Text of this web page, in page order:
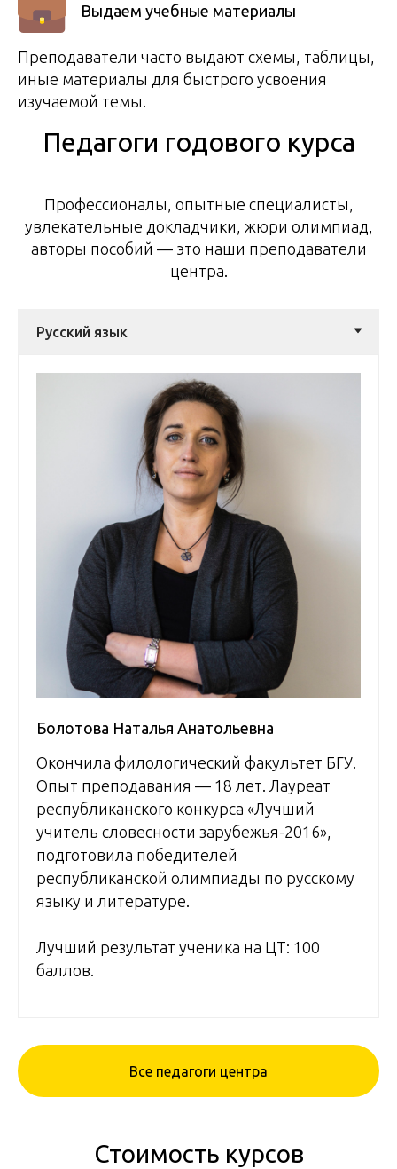
Выдаем учебные материалы
Преподаватели часто выдают схемы, таблицы,
иные материалы для быстрого усвоения
изучаемой темы.
Педагоги годового курса
Профессионалы, опытные специалисты,
увлекательные докладчики, жюри олимпиад,
авторы пособий — это наши преподаватели
центра.
Болотова Наталья Анатольевна
Окончила филологический факультет БГУ.
Опыт преподавания — 18 лет. Лауреат
республиканского конкурса «Лучший
учитель словесности зарубежья-2016»,
подготовила победителей
республиканской олимпиады по русскому
языку и литературе.
Лучший результат ученика на ЦТ: 100
баллов.
Все педагоги центра
Стоимость курсов